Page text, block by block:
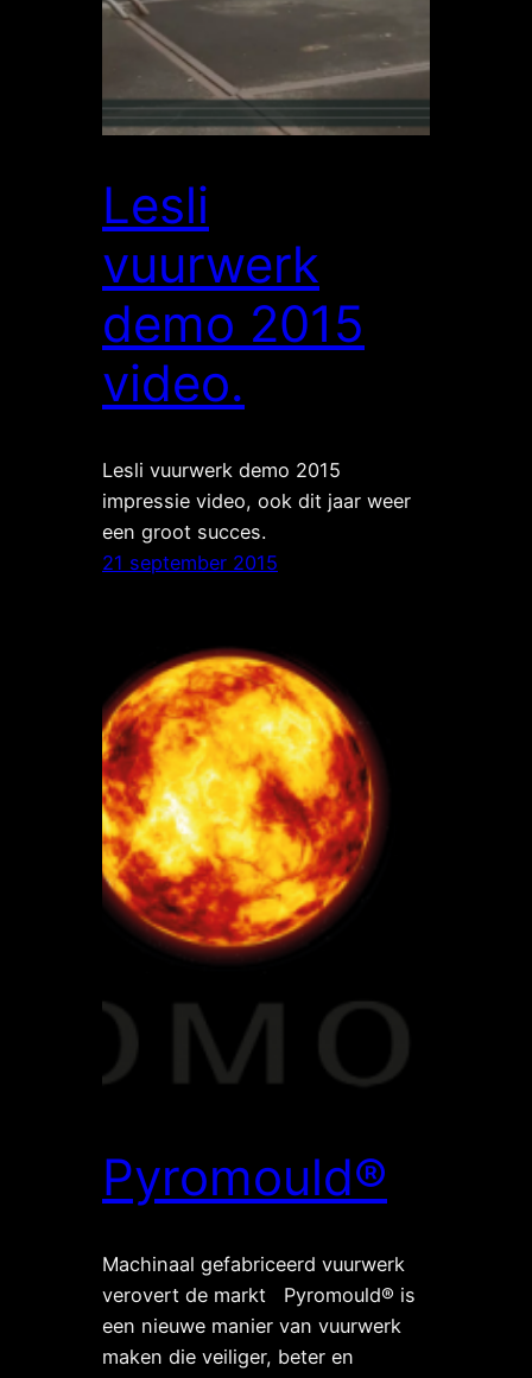
Lesli
vuurwerk
demo 2015
video.
Lesli vuurwerk demo 2015
impressie video, ook dit jaar weer
een groot succes.
21 september 2015
Pyromould®
Machinaal gefabriceerd vuurwerk
verovert de markt Pyromould® is
een nieuwe manier van vuurwerk
maken die veiliger, beter en